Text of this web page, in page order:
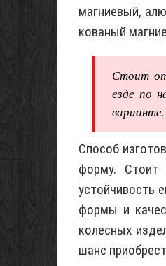
магниевый,
кованый
Стоит
езде по
варианте.
Способ
форму. Стоит
устойчивость
формы и
колесных
шанс